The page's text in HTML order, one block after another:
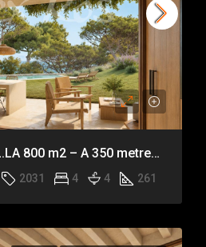
SA TUNA – PARCEL.LA 800 m2 – A 350 metres de la platja de Sa Tuna
2031 4 4 261